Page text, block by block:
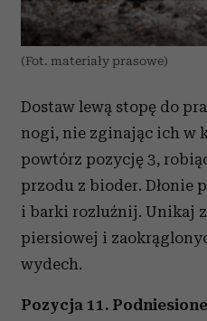
(Fot. materiały prasowe)
Dostaw lewą stopę do
nogi, nie zginając ich w
powtórz pozycję 3,
przodu z bioder. Dłonie
i barki rozluźnij. Unikaj
piersiowej i
wydech.
Pozycja 11.